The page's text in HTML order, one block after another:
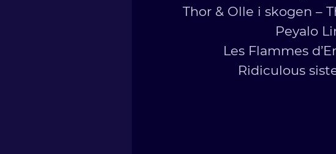
Thor & Olle i skogen –
Peyalo
Les Flammes
Ridiculous